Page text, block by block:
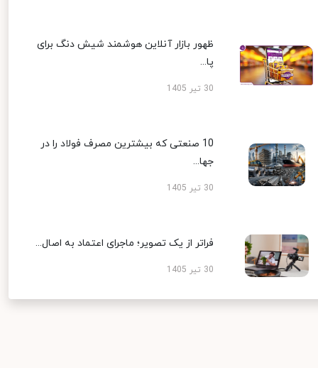
ظهور بازار آنلاین هوشمند شیش دنگ برای
پا...
30 تیر 1405
10 صنعتی که بیشترین مصرف فولاد را در
جها...
30 تیر 1405
فراتر از یک تصویر؛ ماجرای اعتماد به اصال...
30 تیر 1405